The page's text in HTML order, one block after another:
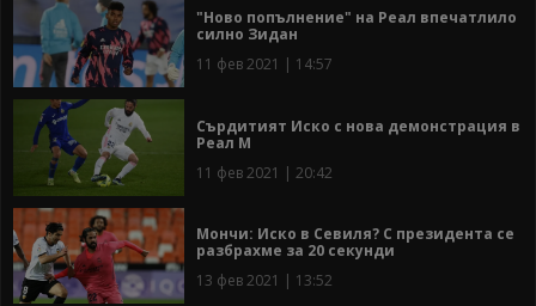
"Ново попълнение" на Реал впечатлило
силно Зидан
11 фев 2021 | 14:57
Сърдитият Иско с нова демонстрация в
Реал М
11 фев 2021 | 20:42
Мончи: Иско в Севиля? С президента се
разбрахме за 20 секунди
13 фев 2021 | 13:52